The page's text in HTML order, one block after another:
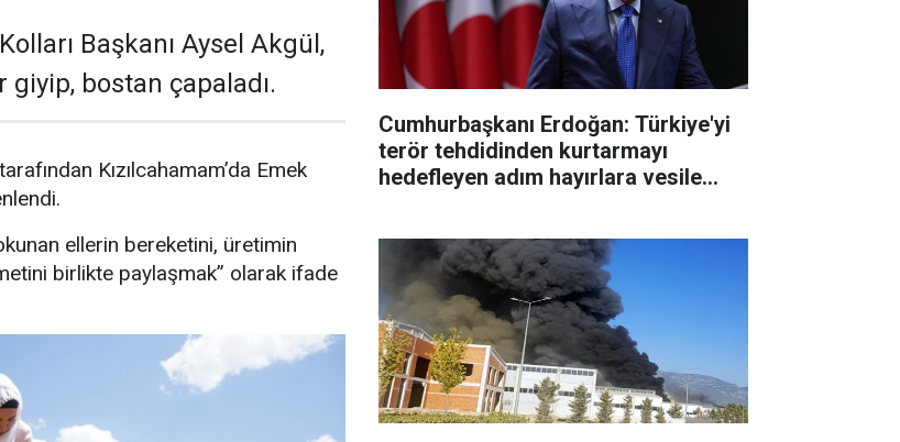
Başkanı Aysel Akgül,
giyip, bostan çapaladı.
Kızılcahamam’da Emek
ellerin bereketini, üretimin
birlikte paylaşmak” olarak ifade
Cumhurbaşkanı Erdoğan: Türkiye'yi
terör tehdidinden kurtarmayı
hedefleyen adım hayırlara vesile